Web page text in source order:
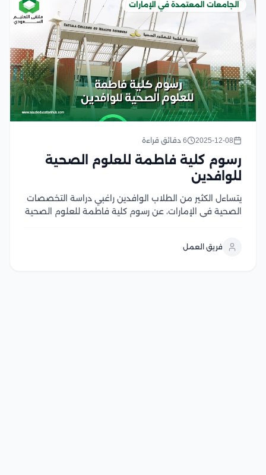
الجامعات المعتمدة في الإمارات
2025-12-08 6 دقائق قراءة
رسوم كلية فاطمة للعلوم الصحية
للوافدين
يتساءل الكثير من الطلاب الوافدين راغبي دراسة التخصصات
الصحية في الإمارات، عن رسوم كلية فاطمة للعلوم الصحية
أكاديمية مرموقة بين العديد...
فريق العمل